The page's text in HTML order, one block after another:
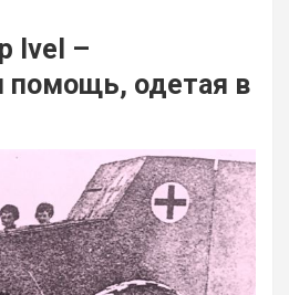
Ivel –
помощь, одетая в